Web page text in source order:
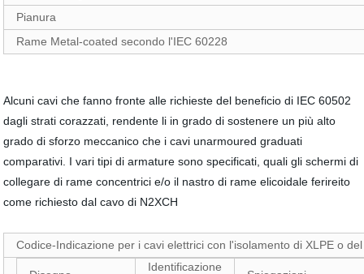
Pianura
Rame Metal-coated secondo l'IEC 60228
Alcuni cavi che fanno fronte alle richieste del beneficio di IEC 60502
dagli strati corazzati, rendente li in grado di sostenere un più alto
grado di sforzo meccanico che i cavi unarmoured graduati
comparativi. I vari tipi di armature sono specificati, quali gli schermi di
collegare di rame concentrici e/o il nastro di rame elicoidale ferireito
come richiesto dal cavo di N2XCH
Codice-Indicazione per i cavi elettrici con l'isolamento di XLPE o
Identificazione